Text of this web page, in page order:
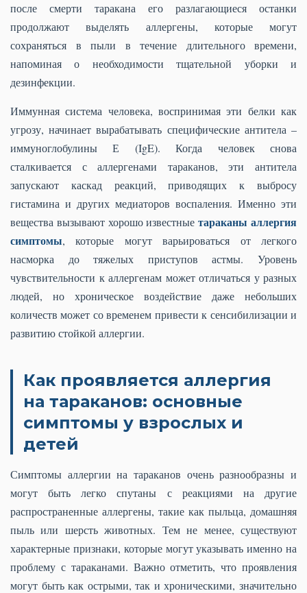
после смерти таракана его разлагающиеся останки
продолжают выделять аллергены, которые могут
сохраняться в пыли в течение длительного времени,
напоминая о необходимости тщательной уборки и
дезинфекции.
Иммунная система человека, воспринимая эти белки как
угрозу, начинает вырабатывать специфические антитела –
иммуноглобулины Е (IgE). Когда человек снова
сталкивается с аллергенами тараканов, эти антитела
запускают каскад реакций, приводящих к выбросу
гистамина и других медиаторов воспаления. Именно эти
вещества вызывают хорошо известныетараканы аллергия
симптомы, которые могут варьироваться от легкого
насморка до тяжелых приступов астмы. Уровень
чувствительности к аллергенам может отличаться у разных
людей, но хроническое воздействие даже небольших
количеств может со временем привести к сенсибилизации и
развитию стойкой аллергии.
Как проявляется аллергия
на тараканов: основные
симптомы у взрослых и
детей
Симптомы аллергии на тараканов очень разнообразны и
могут быть легко спутаны с реакциями на другие
распространенные аллергены, такие как пыльца, домашняя
пыль или шерсть животных. Тем не менее, существуют
характерные признаки, которые могут указывать именно на
проблему с тараканами. Важно отметить, что проявления
могут быть как острыми, так и хроническими, значительно